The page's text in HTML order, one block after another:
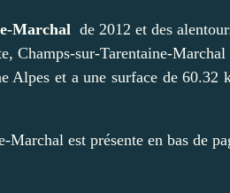
Marchal de 2012 et des
Champs-sur-Tarentaine-Marchal
et a une surface de 60.32
est présente en bas de